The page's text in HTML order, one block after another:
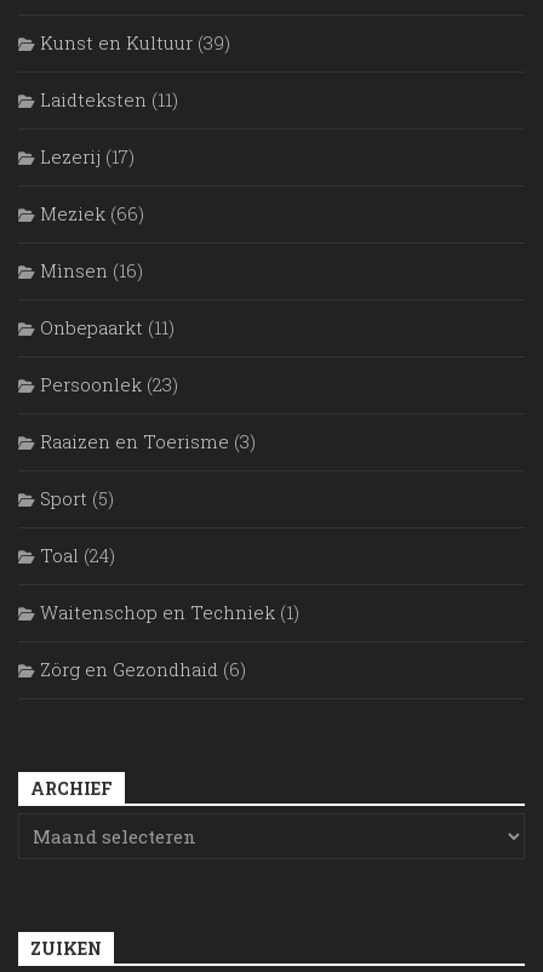
Kunst en Kultuur (39)
Laidteksten (11)
Lezerij (17)
Meziek (66)
Mìnsen (16)
Onbepaarkt (11)
Persoonlek (23)
Raaizen en Toerisme (3)
Sport (5)
Toal (24)
Waitenschop en Techniek (1)
Zörg en Gezondhaid (6)
ARCHIEF
ZUIKEN